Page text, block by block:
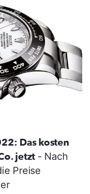
Das kosten
jetzt - Nach
Preise